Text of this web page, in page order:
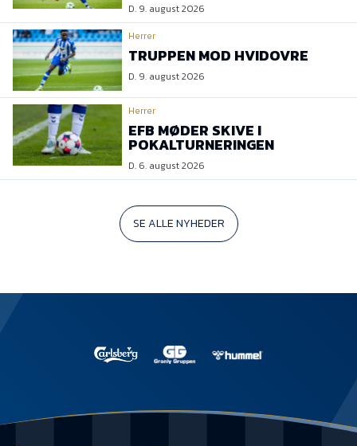
D. 9. august 2026
Herrer
TRUPPEN MOD HVIDOVRE
D. 9. august 2026
Herrer
EFB MØDER SKIVE I
POKALTURNERINGEN
D. 6. august 2026
SE ALLE NYHEDER